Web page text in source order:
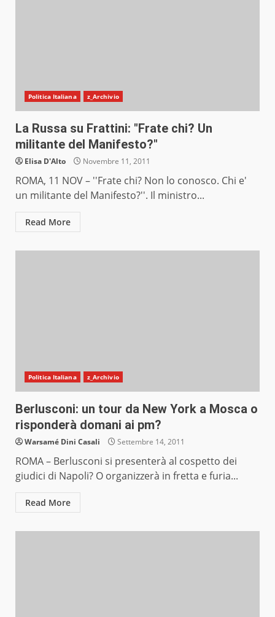
Politica Italiana z_Archivio
La Russa su Frattini: "Frate chi? Un
militante del Manifesto?"
Elisa D'Alto Novembre 11, 2011
ROMA, 11 NOV – ''Frate chi? Non lo conosco. Chi e'
un militante del Manifesto?''. Il ministro...
Read More
Politica Italiana z_Archivio
Berlusconi: un tour da New York a Mosca o
risponderà domani ai pm?
Warsamé Dini Casali Settembre 14, 2011
ROMA – Berlusconi si presenterà al cospetto dei
giudici di Napoli? O organizzerà in fretta e furia...
Read More